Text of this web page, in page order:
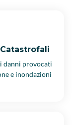
danni provocati
e inondazioni